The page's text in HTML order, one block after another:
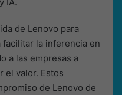
de Lenovo para
la inferencia en
a las empresas a
el valor. Estos
de Lenovo de